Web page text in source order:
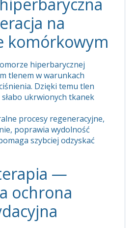
na
komórkowym
hiperbarycznej
tlenem w warunkach
Dzięki temu tlen
ukrwionych tkanek
procesy regeneracyjne,
poprawia wydolność
szybciej odzyskać
—
ochrona